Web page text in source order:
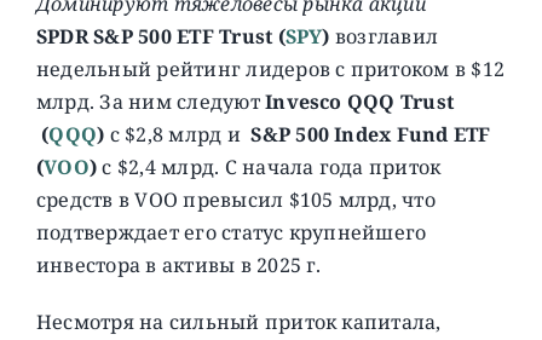
SPDR S&P 500 ETF Trust (SPY) возглавил
недельный рейтинг лидеров с притоком в $12
млрд. За ним следуютInvesco QQQ Trust
(QQQ) с $2,8 млрд иS&P 500 Index Fund ETF
(VOO)с $2,4 млрд. С начала года приток
средств в VOO превысил $105 млрд, что
подтверждает его статус крупнейшего
инвестора в активы в 2025 г.
Несмотря на сильный приток капитала,